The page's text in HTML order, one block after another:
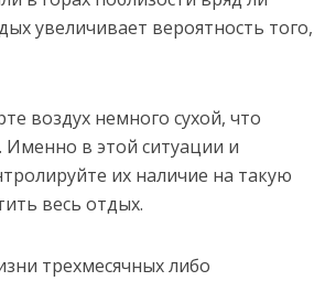
увеличивает вероятность того,
воздух немного сухой, что
в этой ситуации и
их наличие на такую
весь отдых.
трехмесячных либо